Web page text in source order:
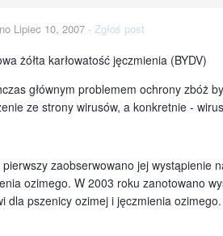
Lipiec 10, 2007 · Zgłoś post
żółta karłowatość jęczmienia (BYDV)
głównym problemem ochrony zbóż
ze strony wirusów, a konkretnie -
pierwszy zaobserwowano jej wystąpienie
ozimego. W 2003 roku zanotowano
dla pszenicy ozimej i jęczmienia ozimego.